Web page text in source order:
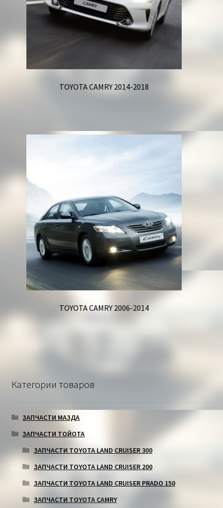
TOYOTA CAMRY 2014-2018
TOYOTA CAMRY 2006-2014
Категории товаров
ЗАПЧАСТИ МАЗДА
ЗАПЧАСТИ ТОЙОТА
ЗАПЧАСТИ TOYOTA LAND CRUISER 300
ЗАПЧАСТИ TOYOTA LAND CRUISER 200
ЗАПЧАСТИ TOYOTA LAND CRUISER PRADO 150
ЗАПЧАСТИ TOYOTA CAMRY